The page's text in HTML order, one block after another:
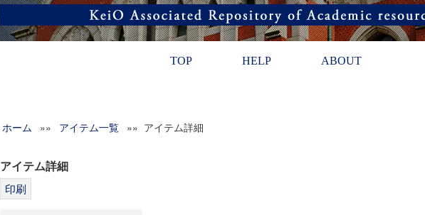
TOP HELP ABOUT
ホーム »» アイテム一覧 »» アイテム詳細
アイテム詳細